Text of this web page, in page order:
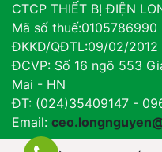
CTCP THIẾT BỊ ĐIỆN
Mã số thuế:0105786990
ĐKKD/QĐTL:09/02/2012
ĐCVP: Số 16 ngõ 553
Mai - HN
ĐT: (024)35409147 -
Email: